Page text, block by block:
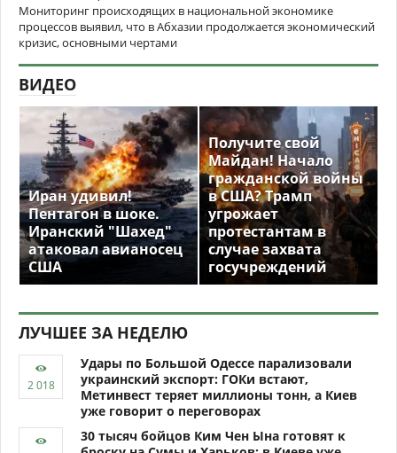
Мониторинг происходящих в национальной экономике
процессов выявил, что в Абхазии продолжается экономический
кризис, основными чертами
ВИДЕО
Иран удивил!
Пентагон в шоке.
Иранский "Шахед"
атаковал авианосец
США
Получите свой
Майдан! Начало
гражданской войны
в США? Трамп
угрожает
протестантам в
случае захвата
госучреждений
ЛУЧШЕЕ ЗА НЕДЕЛЮ
Удары по Большой Одессе парализовали
украинский экспорт: ГОКи встают,
Метинвест теряет миллионы тонн, а Киев
уже говорит о переговорах
30 тысяч бойцов Ким Чен Ына готовят к